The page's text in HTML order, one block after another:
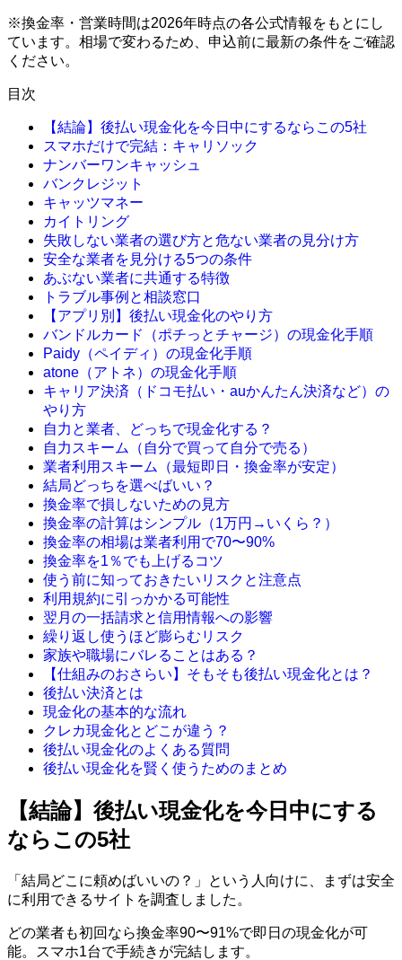
※換金率・営業時間は2026年時点の各公式情報をもとにし
ています。相場で変わるため、申込前に最新の条件をご確認
ください。
目次
【結論】後払い現金化を今日中にするならこの5社
スマホだけで完結：キャリソック
ナンバーワンキャッシュ
バンクレジット
キャッツマネー
カイトリング
失敗しない業者の選び方と危ない業者の見分け方
安全な業者を見分ける5つの条件
あぶない業者に共通する特徴
トラブル事例と相談窓口
【アプリ別】後払い現金化のやり方
バンドルカード（ポチっとチャージ）の現金化手順
Paidy（ペイディ）の現金化手順
atone（アトネ）の現金化手順
キャリア決済（ドコモ払い・auかんたん決済など）の
やり方
自力と業者、どっちで現金化する？
自力スキーム（自分で買って自分で売る）
業者利用スキーム（最短即日・換金率が安定）
結局どっちを選べばいい？
換金率で損しないための見方
換金率の計算はシンプル（1万円→いくら？）
換金率の相場は業者利用で70〜90%
換金率を1％でも上げるコツ
使う前に知っておきたいリスクと注意点
利用規約に引っかかる可能性
翌月の一括請求と信用情報への影響
繰り返し使うほど膨らむリスク
家族や職場にバレることはある？
【仕組みのおさらい】そもそも後払い現金化とは？
後払い決済とは
現金化の基本的な流れ
クレカ現金化とどこが違う？
後払い現金化のよくある質問
後払い現金化を賢く使うためのまとめ
【結論】後払い現金化を今日中にする
ならこの5社
「結局どこに頼めばいいの？」という人向けに、まずは安全
に利用できるサイトを調査しました。
どの業者も初回なら換金率90〜91%で即日の現金化が可
能。スマホ1台で手続きが完結します。